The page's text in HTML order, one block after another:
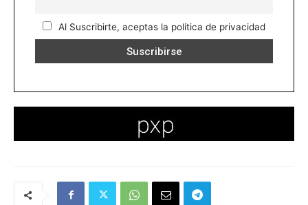
Al Suscribirte, aceptas la política de privacidad